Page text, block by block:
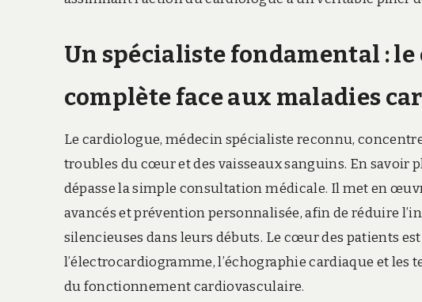
Un spécialiste fondamental :
complète face aux maladies
Le cardiologue, médecin spécialiste reconnu,
troubles du cœur et des vaisseaux sanguins. En savoir
dépasse la simple consultation médicale. Il met en
avancés et prévention personnalisée, afin de réduire
silencieuses dans leurs débuts. Le cœur des patients
l’électrocardiogramme, l’échographie cardiaque et les
du fonctionnement cardiovasculaire.